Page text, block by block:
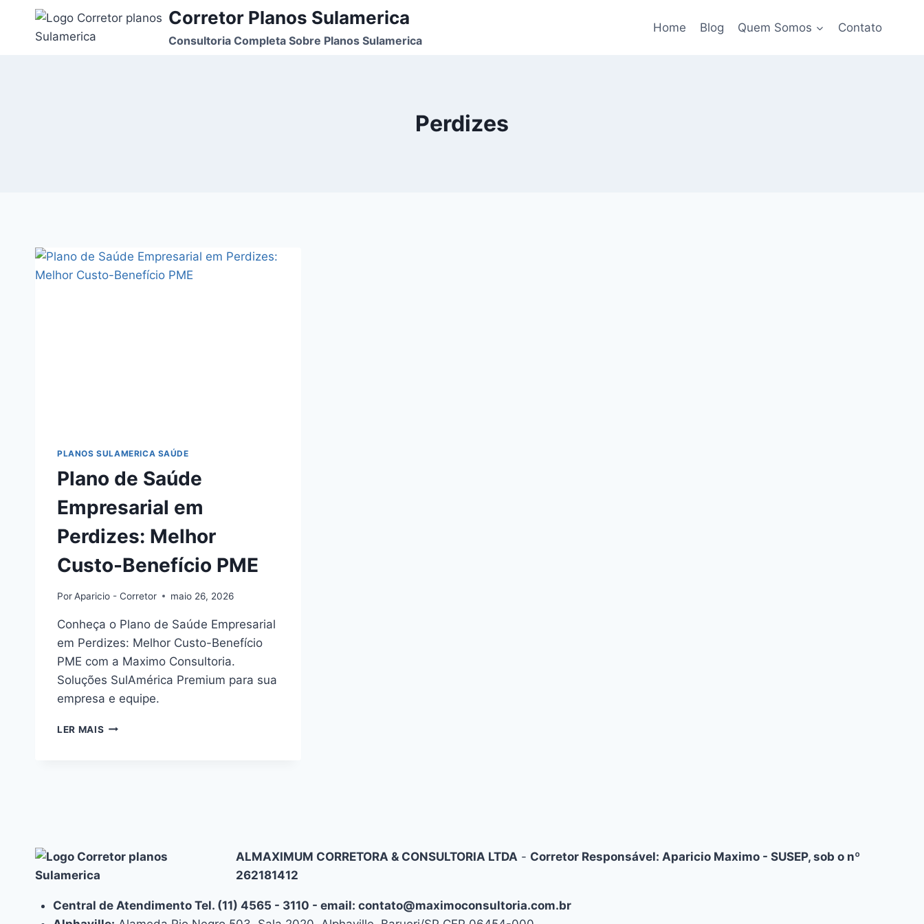
Corretor Planos Sulamerica
Consultoria Completa Sobre Planos Sulamerica
Home Blog Quem Somos Contato
Perdizes
PLANOS SULAMERICA SAÚDE
Plano de Saúde
Empresarial em
Perdizes: Melhor
Custo-Benefício PME
PorAparicio - Corretor maio 26, 2026
Conheça o Plano de Saúde Empresarial
em Perdizes: Melhor Custo-Benefício
PME com a Maximo Consultoria.
Soluções SulAmérica Premium para sua
empresa e equipe.
LER MAIS PLANO
PME
ALMAXIMUM CORRETORA & CONSULTORIA LTDA - Corretor Responsável: Aparicio Maximo - SUSEP, sob o nº
262181412
Central de Atendimento Tel. (11) 4565 - 3110 - email: contato@maximoconsultoria.com.br